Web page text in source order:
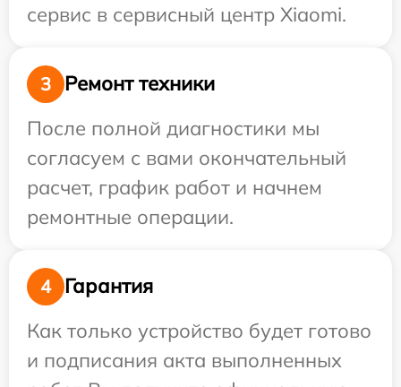
сервис в сервисный центр Xiaomi.
3
Ремонт техники
После полной диагностики мы
согласуем с вами окончательный
расчет, график работ и начнем
ремонтные операции.
4
Гарантия
Как только устройство будет готово
и подписания акта выполненных